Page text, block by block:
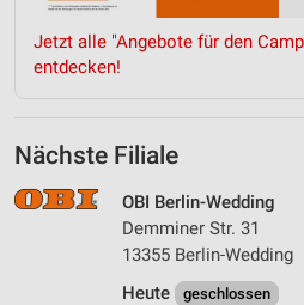
Jetzt alle "Angebote für den
entdecken!
Nächste Filiale
OBI Berlin-Wedding
Demminer Str. 31
13355 Berlin-Wedding
Heute
geschlossen